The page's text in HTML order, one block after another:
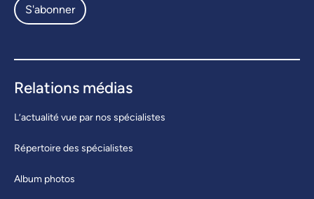
S'abonner
Relations médias
L’actualité vue par nos spécialistes
Répertoire des spécialistes
Album photos